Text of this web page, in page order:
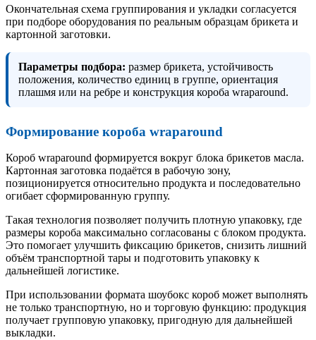
Окончательная схема группирования и укладки согласуется
при подборе оборудования по реальным образцам брикета и
картонной заготовки.
Параметры подбора: размер брикета, устойчивость
положения, количество единиц в группе, ориентация
плашмя или на ребре и конструкция короба wraparound.
Формирование короба wraparound
Короб wraparound формируется вокруг блока брикетов масла.
Картонная заготовка подаётся в рабочую зону,
позиционируется относительно продукта и последовательно
огибает сформированную группу.
Такая технология позволяет получить плотную упаковку, где
размеры короба максимально согласованы с блоком продукта.
Это помогает улучшить фиксацию брикетов, снизить лишний
объём транспортной тары и подготовить упаковку к
дальнейшей логистике.
При использовании формата шоубокс короб может выполнять
не только транспортную, но и торговую функцию: продукция
получает групповую упаковку, пригодную для дальнейшей
выкладки.